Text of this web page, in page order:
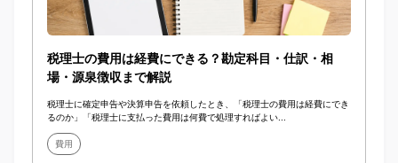
税理士の費用は経費にできる？勘定科目・仕訳・相
場・源泉徴収まで解説
税理士に確定申告や決算申告を依頼したとき、「税理士の費用は経費にでき
るのか」「税理士に支払った費用は何費で処理すればよい...
費用